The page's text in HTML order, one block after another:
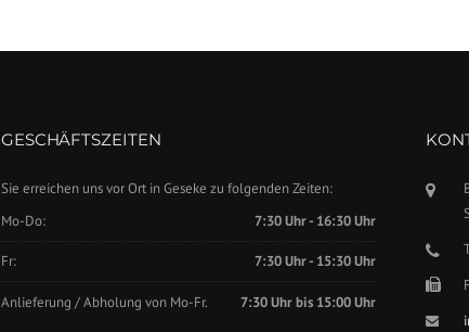
GESCHÄFTSZEITEN
Sie erreichen uns vor Ort in Geseke zu folgenden Zeiten:
Mo-Do:
7:30 Uhr - 16:30 Uhr
Fr: 7:30 Uhr - 15:30 Uhr
Anlieferung / Abholung von Mo-Fr. 7:30 Uhr bis 15:00 Uhr